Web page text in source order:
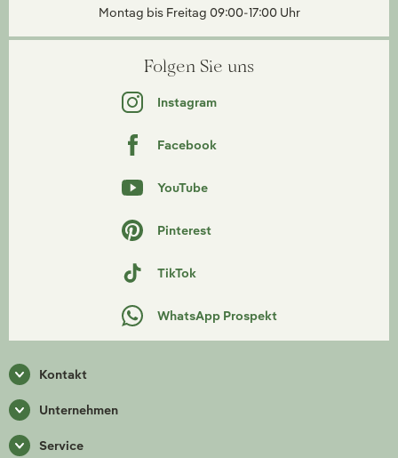
Montag bis Freitag 09:00-17:00 Uhr
Folgen Sie uns
Instagram
Facebook
YouTube
Pinterest
TikTok
WhatsApp Prospekt
Kontakt
Unternehmen
Service